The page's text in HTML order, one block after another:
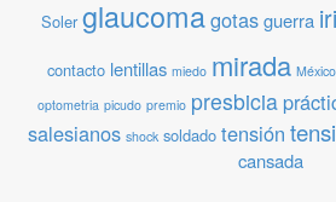
Soler glaucomagotasguerra
contacto lentillas miedo mirada México
optometria picudo premio presbicia
salesianos shock soldado tensión
cansada